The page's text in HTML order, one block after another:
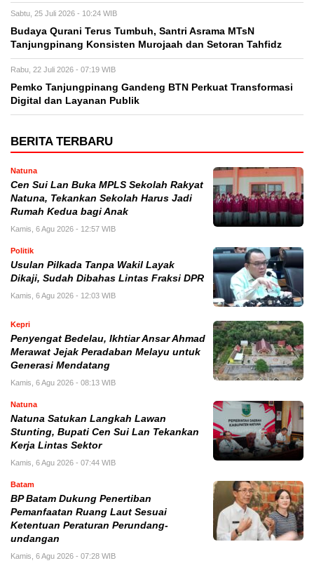
Sabtu, 25 Juli 2026 - 10:24 WIB
Budaya Qurani Terus Tumbuh, Santri Asrama MTsN
Tanjungpinang Konsisten Murojaah dan Setoran Tahfidz
Rabu, 22 Juli 2026 - 07:19 WIB
Pemko Tanjungpinang Gandeng BTN Perkuat Transformasi
Digital dan Layanan Publik
BERITA TERBARU
Natuna
Cen Sui Lan Buka MPLS Sekolah Rakyat
Natuna, Tekankan Sekolah Harus Jadi
Rumah Kedua bagi Anak
Kamis, 6 Agu 2026 - 12:57 WIB
Politik
Usulan Pilkada Tanpa Wakil Layak
Dikaji, Sudah Dibahas Lintas Fraksi DPR
Kamis, 6 Agu 2026 - 12:03 WIB
Kepri
Penyengat Bedelau, Ikhtiar Ansar Ahmad
Merawat Jejak Peradaban Melayu untuk
Generasi Mendatang
Kamis, 6 Agu 2026 - 08:13 WIB
Natuna
Natuna Satukan Langkah Lawan
Stunting, Bupati Cen Sui Lan Tekankan
Kerja Lintas Sektor
Kamis, 6 Agu 2026 - 07:44 WIB
Batam
BP Batam Dukung Penertiban
Pemanfaatan Ruang Laut Sesuai
Ketentuan Peraturan Perundang-
undangan
Kamis, 6 Agu 2026 - 07:28 WIB